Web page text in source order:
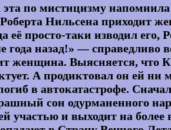
по мистицизму напомнила
Нильсена приходит
её просто-таки изводил
года назад!» — справедливо
женщина. Выясняется, что
А продиктовал он ей ни
в автокатастрофе.
сон одурманенного
участью и выходит на